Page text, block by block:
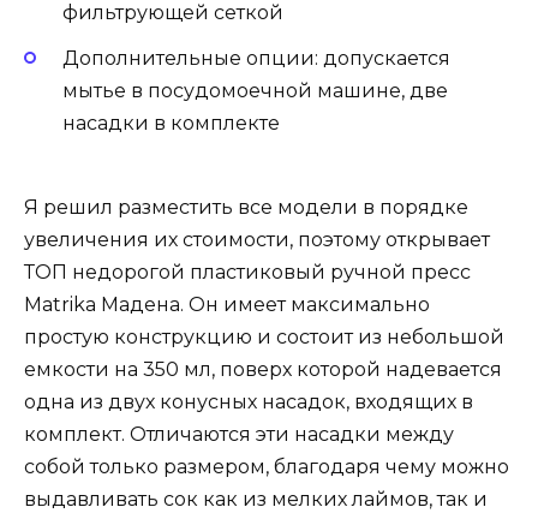
фильтрующей сеткой
Дополнительные опции: допускается
мытье в посудомоечной машине, две
насадки в комплекте
Я решил разместить все модели в порядке
увеличения их стоимости, поэтому открывает
ТОП недорогой пластиковый ручной пресс
Matrika Мадена. Он имеет максимально
простую конструкцию и состоит из небольшой
емкости на 350 мл, поверх которой надевается
одна из двух конусных насадок, входящих в
комплект. Отличаются эти насадки между
собой только размером, благодаря чему можно
выдавливать сок как из мелких лаймов, так и